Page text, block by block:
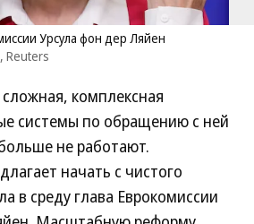
Урсула фон дер Ляйен
Reuters
комплексная
системы по обращению с ней
не работают.
начать с чистого
в среду глава Еврокомиссии